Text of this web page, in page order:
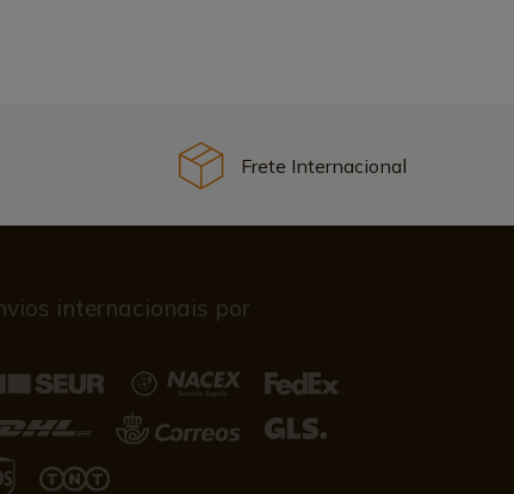
Frete Internacional
internacionais por